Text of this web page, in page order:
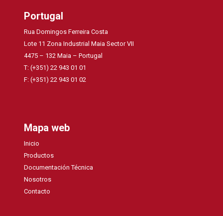
Portugal
Rua Domingos Ferreira Costa
Lote 11 Zona Industrial Maia Sector VII
4475 – 132 Maia – Portugal
T: (+351) 22 943 01 01
F: (+351) 22 943 01 02
Mapa web
Inicio
Productos
Documentación Técnica
Nosotros
Contacto